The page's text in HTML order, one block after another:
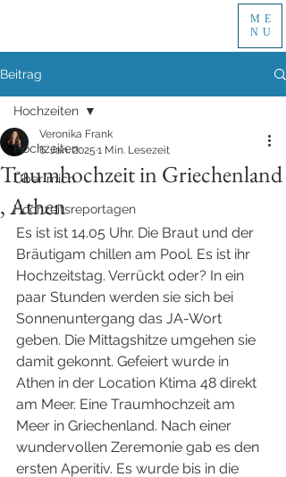
ME
NU
Beitrag
Hochzeiten
Über mich
Hochzeitsreportagen
Hochzeiten
Traumhochzeit in Griechenland
, Athen
Veronika Frank
6. Jan. 2025 1 Min. Lesezeit
Es ist ist 14.05 Uhr. Die Braut und der
Bräutigam chillen am Pool. Es ist ihr
Hochzeitstag. Verrückt oder? In ein
paar Stunden werden sie sich bei
Sonnenuntergang das JA-Wort
geben. Die Mittagshitze umgehen sie
damit gekonnt. Gefeiert wurde in
Athen in der Location Ktima 48 direkt
am Meer. Eine Traumhochzeit am
Meer in Griechenland. Nach einer
wundervollen Zeremonie gab es den
ersten Aperitiv. Es wurde bis in die